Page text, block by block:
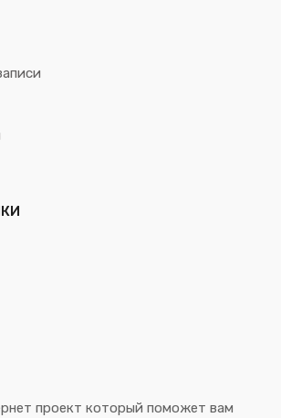
проект который поможет вам